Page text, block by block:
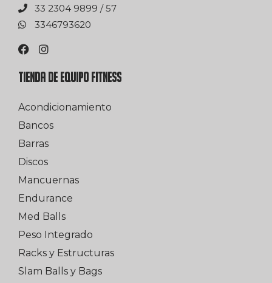
75 / 9989 4032 33
0263976433
TIENDA DE EQUIPO FITNESS
Acondicionamiento
Bancos
Barras
Discos
Mancuernas
Endurance
Med Balls
Peso Integrado
Racks y Estructuras
Slam Balls y Bags